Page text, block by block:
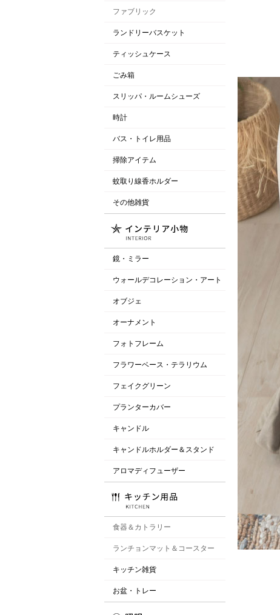
ファブリック
ランドリーバスケット
ティッシュケース
ごみ箱
スリッパ・ルームシューズ
時計
バス・トイレ用品
掃除アイテム
蚊取り線香ホルダー
その他雑貨
鏡・ミラー
ウォールデコレーション・アート
オブジェ
オーナメント
フォトフレーム
フラワーベース・テラリウム
フェイクグリーン
プランターカバー
キャンドル
キャンドルホルダー＆スタンド
アロマディフューザー
食器＆カトラリー
ランチョンマット＆コースター
キッチン雑貨
お盆・トレー